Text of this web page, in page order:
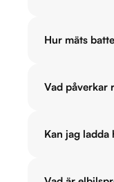
Hur mäts
Vad påverkar
Kan jag ladda